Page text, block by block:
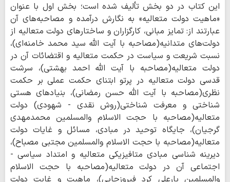
این کتاب در دو بخش تألیف شده است؛ بخش اول با عنوان
«ماهیت دولت متعالیه» به نگارش درآمده و مصاحبه‌های آن
عبارتند از: تمایز مبانی، کارگزاران و ساختارهای دولت متعالیه از
دولت‌های متدانیه(مصاحبه با آیت الله سید محمد خامنه‌ای)،
نسبت شریعت و سیاست در حکمت متعالیه و اقتضائات آن در
دولت متعالیه(مصاحبه با آیت الله احمد بهشتی)، سرشت
قدسی دولت متعالیه در پرتو ابتنای حکمت عملی بر حکمت
نظری(مصاحبه با آیت الله حسن رمضانی)، بنیادهای هستی
شناختی و معرفت شناختی(روش نقدی - شهودی) دولت
متعالیه(مصاحبه با حجت الاسلام والمسلمین محمدمهدی
گرجیان)، جایگاه توحید در مبادی، مسائل و غایات دولت
متعالیه(مصاحبه با حجت الاسلام والمسلمین مجتبی مصباح)،
دیرینه شناسی مبادی متافیزیکی متعالیه و امتداد سیاسی -
اجتماعی آن در دولت متعالیه(مصاحبه با حجت الاسلام
والمسلمین یارعلی کرد فیروزجایی)، ماهیت و غایت دولت